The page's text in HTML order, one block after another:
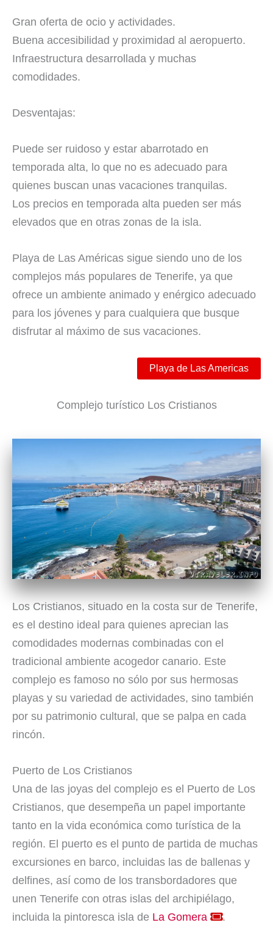
Gran oferta de ocio y actividades.
Buena accesibilidad y proximidad al aeropuerto.
Infraestructura desarrollada y muchas
comodidades.
Desventajas:
Puede ser ruidoso y estar abarrotado en
temporada alta, lo que no es adecuado para
quienes buscan unas vacaciones tranquilas.
Los precios en temporada alta pueden ser más
elevados que en otras zonas de la isla.
Playa de Las Américas sigue siendo uno de los
complejos más populares de Tenerife, ya que
ofrece un ambiente animado y enérgico adecuado
para los jóvenes y para cualquiera que busque
disfrutar al máximo de sus vacaciones.
Playa de Las Americas
Complejo turístico Los Cristianos
Los Cristianos, situado en la costa sur de Tenerife,
es el destino ideal para quienes aprecian las
comodidades modernas combinadas con el
tradicional ambiente acogedor canario. Este
complejo es famoso no sólo por sus hermosas
playas y su variedad de actividades, sino también
por su patrimonio cultural, que se palpa en cada
rincón.
Puerto de Los Cristianos
Una de las joyas del complejo es el Puerto de Los
Cristianos, que desempeña un papel importante
tanto en la vida económica como turística de la
región. El puerto es el punto de partida de muchas
excursiones en barco, incluidas las de ballenas y
delfines, así como de los transbordadores que
unen Tenerife con otras islas del archipiélago,
incluida la pintoresca isla de La Gomera
.